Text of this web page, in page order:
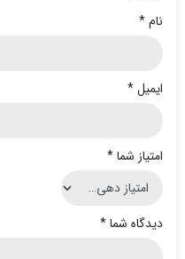
نام*
ایمیل*
امتیاز شما*
دیدگاه شما*